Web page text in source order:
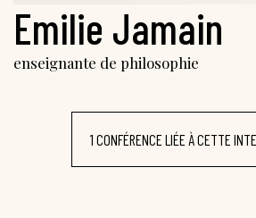
Emilie Jamain
enseignante de philosophie
1 CONFÉRENCE LIÉE À CETTE